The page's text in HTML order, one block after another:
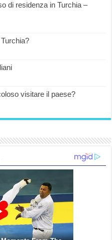
di residenza in Turchia –
visitare il paese?